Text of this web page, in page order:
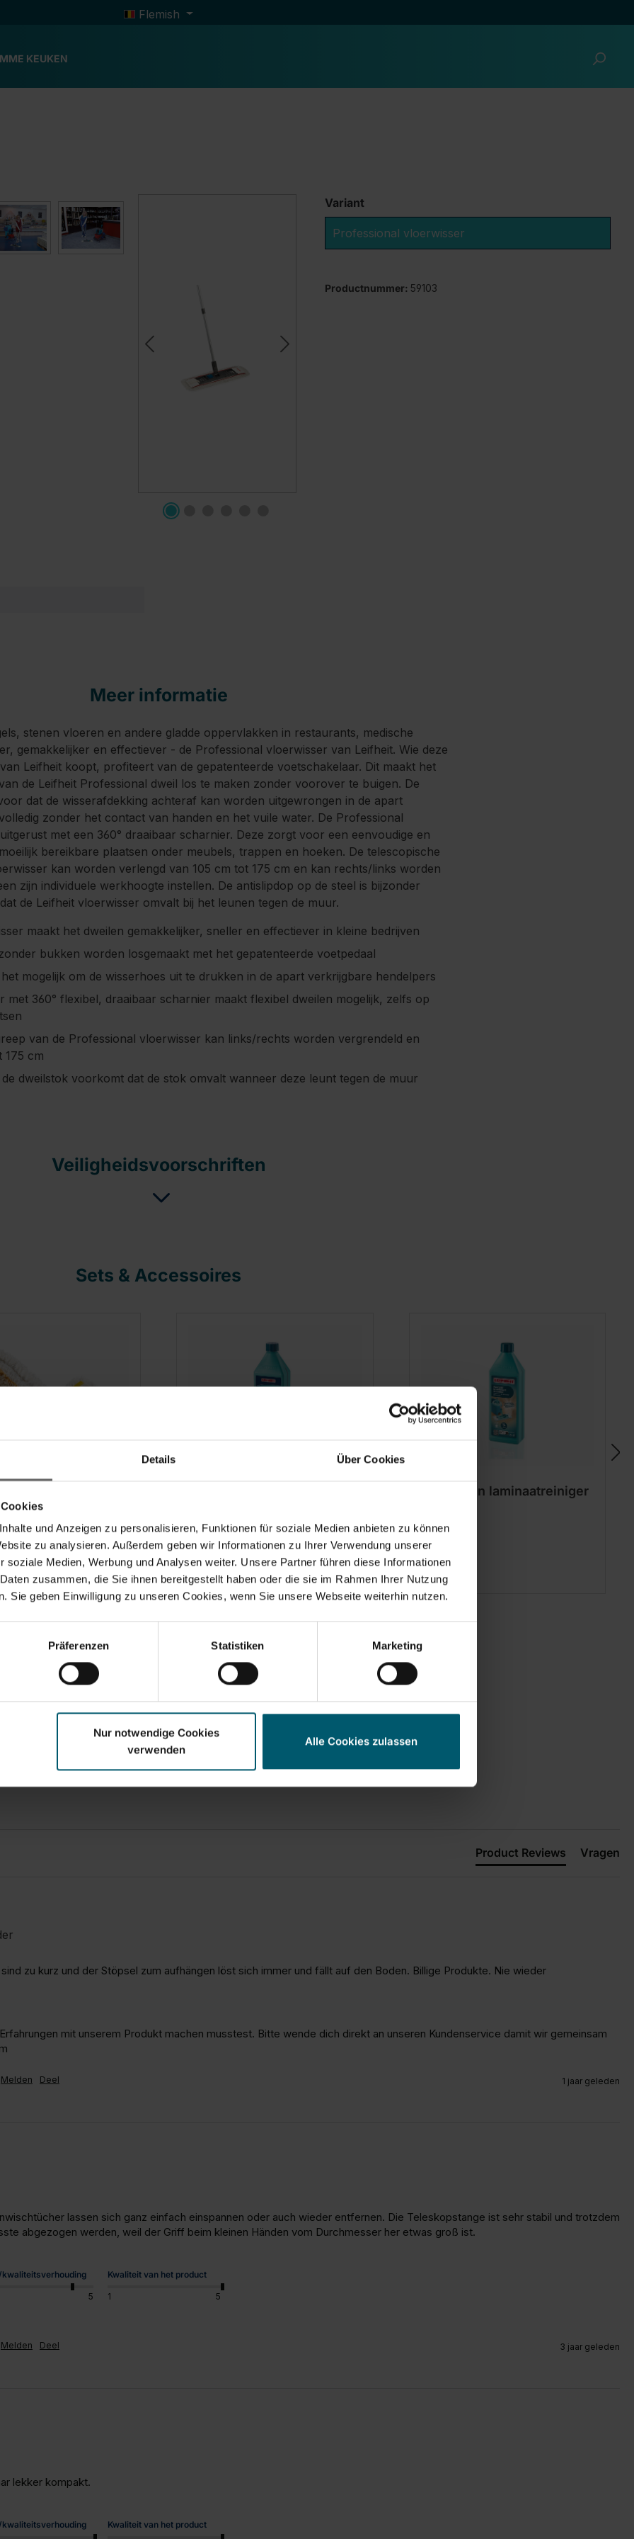
Details Über Cookies
und Anzeigen zu personalisieren, Funktionen für soziale Medien anbieten zu können
zu analysieren. Außerdem geben wir Informationen zu Ihrer Verwendung unserer
soziale Medien, Werbung und Analysen weiter. Unsere Partner führen diese Informationen
zusammen, die Sie ihnen bereitgestellt haben oder die sie im Rahmen Ihrer Nutzung
Sie geben Einwilligung zu unseren Cookies, wenn Sie unsere Webseite weiterhin nutzen.
Präferenzen Statistiken Marketing
Nur notwendige Cookies
verwenden
Alle Cookies zulassen
Flemish
KEUKEN
Variant
Professional vloerwisser
Productnummer: 59103
Meer informatie
stenen vloeren en andere gladde oppervlakken in restaurants, medische
gemakkelijker en effectiever - de Professional vloerwisser van Leifheit. Wie deze
Leifheit koopt, profiteert van de gepatenteerde voetschakelaar. Dit maakt het
de Leifheit Professional dweil los te maken zonder voorover te buigen. De
dat de wisserafdekking achteraf kan worden uitgewrongen in de apart
zonder het contact van handen en het vuile water. De Professional
met een 360° draaibaar scharnier. Deze zorgt voor een eenvoudige en
bereikbare plaatsen onder meubels, trappen en hoeken. De telescopische
kan worden verlengd van 105 cm tot 175 cm en kan rechts/links worden
zijn individuele werkhoogte instellen. De antislipdop op de steel is bijzonder
de Leifheit vloerwisser omvalt bij het leunen tegen de muur.
maakt het dweilen gemakkelijker, sneller en effectiever in kleine bedrijven
bukken worden losgemaakt met het gepatenteerde voetpedaal
mogelijk om de wisserhoes uit te drukken in de apart verkrijgbare hendelpers
met 360° flexibel, draaibaar scharnier maakt flexibel dweilen mogelijk, zelfs op
van de Professional vloerwisser kan links/rechts worden vergrendeld en
175 cm
dweilstok voorkomt dat de stok omvalt wanneer deze leunt tegen de muur
Veiligheidsvoorschriften
Sets & Accessoires
Parket- en laminaatreiniger
Product Reviews Vragen
zu kurz und der Stöpsel zum aufhängen löst sich immer und fällt auf den Boden. Billige Produkte. Nie wieder
mit unserem Produkt machen musstest. Bitte wende dich direkt an unseren Kundenservice damit wir gemeinsam
Melden Deel 1 jaar geleden
lassen sich ganz einfach einspannen oder auch wieder entfernen. Die Teleskopstange ist sehr stabil und trotzdem
abgezogen werden, weil der Griff beim kleinen Händen vom Durchmesser her etwas groß ist.
5
Kwaliteit van het product
1 5
Melden Deel 3 jaar geleden
lekker kompakt.
Kwaliteit van het product